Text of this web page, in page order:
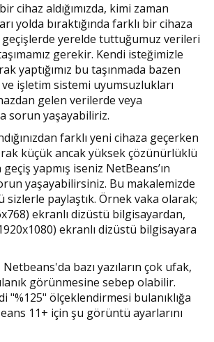
cihaz aldığımızda, kimi zaman
yolda bıraktığında farklı bir cihaza
geçişlerde yerelde tuttuğumuz verileri
gerekir. Kendi isteğimizle
yaptığımız bu taşınmada bazen
ve işletim sistemi uyumsuzlukları
gelen verilerde veya
sorun yaşayabiliriz.
farklı yeni cihaza geçerken
küçük ancak yüksek çözünürlüklü
yapmış iseniz NetBeans’ın
yaşayabilirsiniz. Bu makalemizde
sizlerle paylaştık. Örnek vaka olarak;
ekranlı dizüstü bilgisayardan,
ekranlı dizüstü bilgisayara
bazı yazıların çok ufak,
görünmesine sebep olabilir.
"%125" ölçeklendirmesi bulanıklığa
11+ için şu görüntü ayarlarını